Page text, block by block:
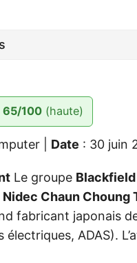
65/100(haute)
| Date : 30 juin
Le groupe
Nidec Chaun Choung
fabricant japonais
ADAS).